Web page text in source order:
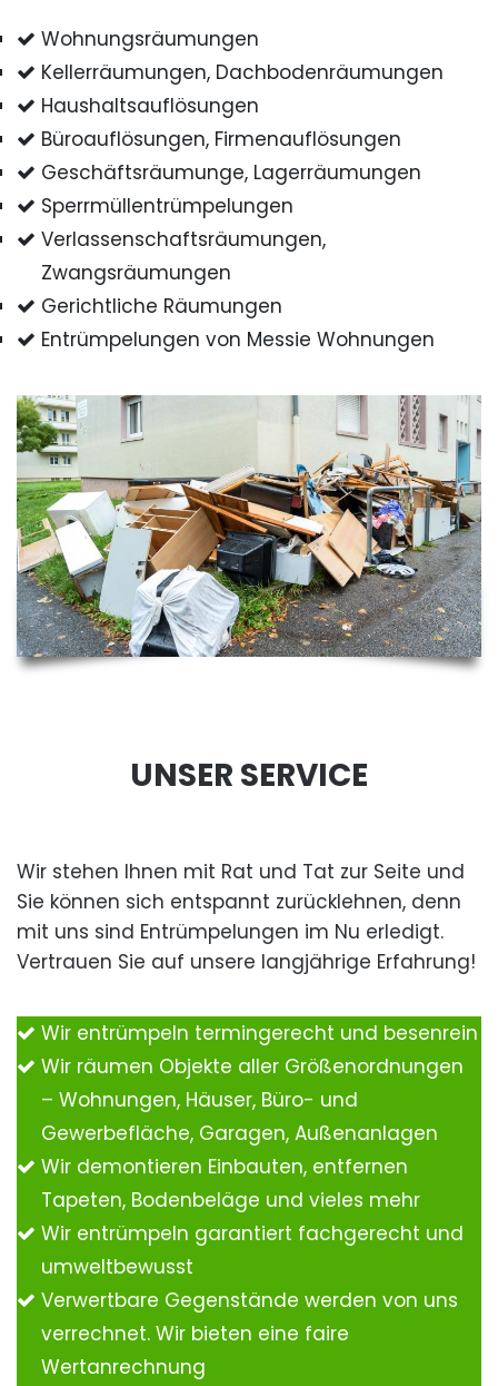
Wohnungsräumungen
Kellerräumungen, Dachbodenräumungen
Haushaltsauflösungen
Büroauflösungen, Firmenauflösungen
Geschäftsräumunge, Lagerräumungen
Sperrmüllentrümpelungen
Verlassenschaftsräumungen,
Zwangsräumungen
Gerichtliche Räumungen
Entrümpelungen von Messie Wohnungen
UNSER SERVICE
Wir stehen Ihnen mit Rat und Tat zur Seite und
Sie können sich entspannt zurücklehnen, denn
mit uns sind Entrümpelungen im Nu erledigt.
Vertrauen Sie auf unsere langjährige Erfahrung!
Wir entrümpeln termingerecht und besenrein
Wir räumen Objekte aller Größenordnungen
– Wohnungen, Häuser, Büro- und
Gewerbefläche, Garagen, Außenanlagen
Wir demontieren Einbauten, entfernen
Tapeten, Bodenbeläge und vieles mehr
Wir entrümpeln garantiert fachgerecht und
umweltbewusst
Verwertbare Gegenstände werden von uns
verrechnet. Wir bieten eine faire
Wertanrechnung